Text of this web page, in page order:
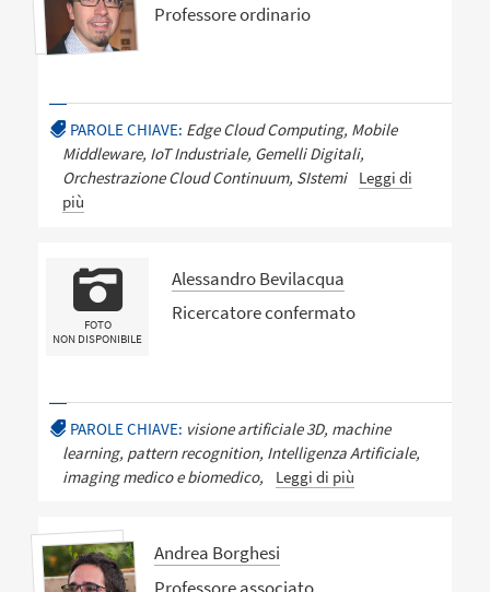
Professore ordinario
PAROLE CHIAVE: Edge Cloud Computing, Mobile
Middleware, IoT Industriale, Gemelli Digitali,
Orchestrazione Cloud Continuum, SIstemi
Leggi di
più
FOTO
NON DISPONIBILE
Alessandro Bevilacqua
Ricercatore confermato
PAROLE CHIAVE: visione artificiale 3D, machine
learning, pattern recognition, Intelligenza Artificiale,
imaging medico e biomedico,
Leggi di più
Andrea Borghesi